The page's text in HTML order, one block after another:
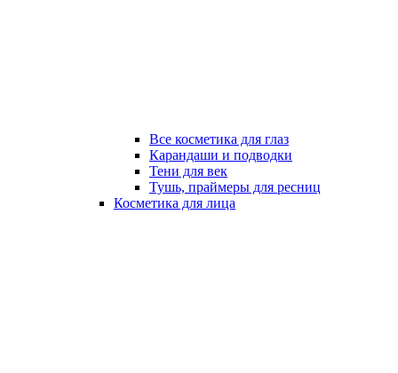
Все косметика для глаз
Карандаши и подводки
Тени для век
Тушь, праймеры для ресниц
Косметика для лица